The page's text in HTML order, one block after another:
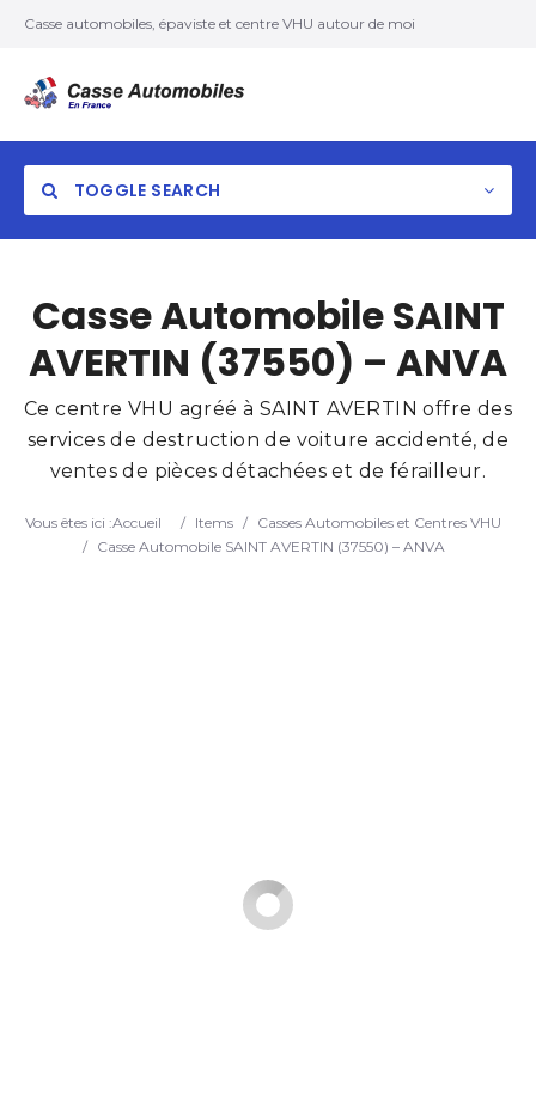
Casse automobiles, épaviste et centre VHU autour de moi
TOGGLE SEARCH
Casse Automobile SAINT
AVERTIN (37550) – ANVA
Ce centre VHU agréé à SAINT AVERTIN offre des
services de destruction de voiture accidenté, de
ventes de pièces détachées et de férailleur.
Vous êtes ici :Accueil / Items / Casses Automobiles et Centres VHU
/
Casse Automobile SAINT AVERTIN (37550) – ANVA